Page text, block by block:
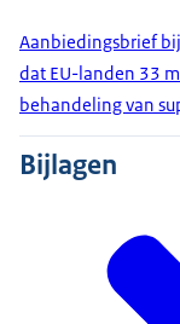
Aanbiedingsbrief
dat EU-landen 33
behandeling van
Bijlagen